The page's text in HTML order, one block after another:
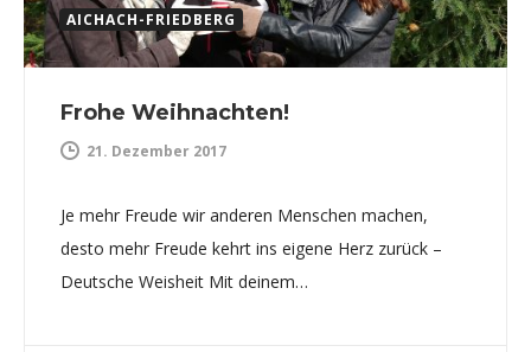
AICHACH-FRIEDBERG
Frohe Weihnachten!
21. Dezember 2017
Je mehr Freude wir anderen Menschen machen,
desto mehr Freude kehrt ins eigene Herz zurück –
Deutsche Weisheit Mit deinem…